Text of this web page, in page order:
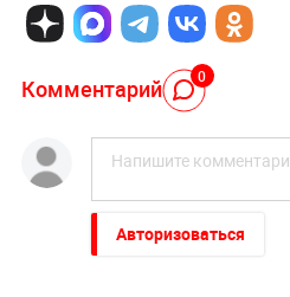
Комментарий 0
Авторизоваться